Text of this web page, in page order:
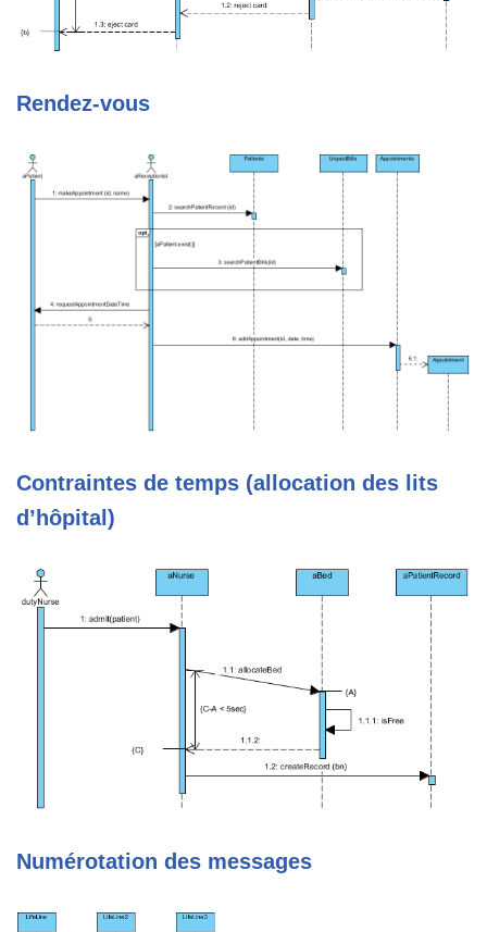
Rendez-vous
Contraintes de temps (allocation des lits
d’hôpital)
Numérotation des messages